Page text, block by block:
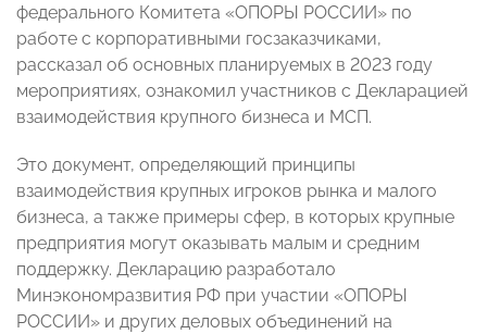
федерального Комитета «ОПОРЫ РОССИИ» по
работе с корпоративными госзаказчиками,
рассказал об основных планируемых в 2023 году
мероприятиях, ознакомил участников с Декларацией
взаимодействия крупного бизнеса и МСП.
Это документ, определяющий принципы
взаимодействия крупных игроков рынка и малого
бизнеса, а также примеры сфер, в которых крупные
предприятия могут оказывать малым и средним
поддержку. Декларацию разработало
Минэкономразвития РФ при участии «ОПОРЫ
РОССИИ» и других деловых объединений на